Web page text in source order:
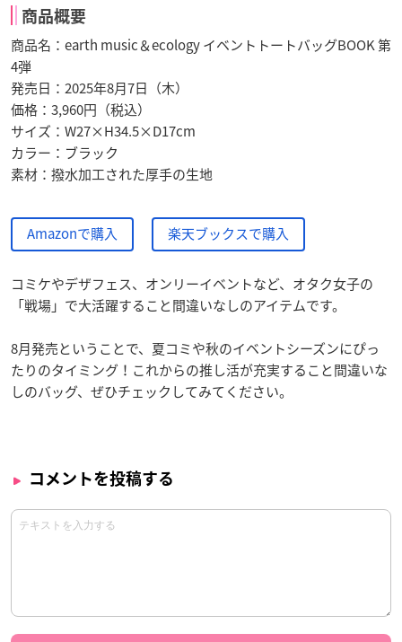
商品概要
商品名：earth music＆ecology イベントトートバッグBOOK 第
4弾
発売日：2025年8月7日（木）
価格：3,960円（税込）
サイズ：W27×H34.5×D17cm
カラー：ブラック
素材：撥水加工された厚手の生地
Amazonで購入 楽天ブックスで購入
コミケやデザフェス、オンリーイベントなど、オタク女子の
「戦場」で大活躍すること間違いなしのアイテムです。
8月発売ということで、夏コミや秋のイベントシーズンにぴっ
たりのタイミング！これからの推し活が充実すること間違いな
しのバッグ、ぜひチェックしてみてください。
コメントを投稿する